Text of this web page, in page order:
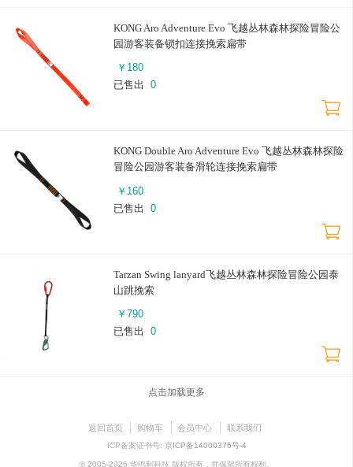
KONG Aro Adventure Evo 飞越丛林森林探险冒险公
园游客装备锁扣连接挽索扁带
￥ 180
已售出
0
KONG Double Aro Adventure Evo 飞越丛林森林探险
冒险公园游客装备滑轮连接挽索扁带
￥ 160
已售出
0
Tarzan Swing lanyard飞越丛林森林探险冒险公园泰
山跳挽索
￥ 790
已售出
0
点击加载更多
返回首页 购物车 会员中心 联系我们
ICP备案证书号: 京ICP备14000376号-4
© 2005-2026 华鸣利科技 版权所有，并保留所有权利。